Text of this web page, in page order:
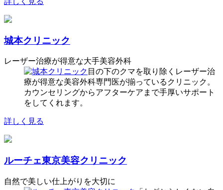
城本クリニック
レーザー治療が得意な大手美容外科
目の下のクマを取り除くレーザー治
療が得意な美容外科専門医が揃っているクリニック。
カウンセリングからアフターケアまで手厚いサポート
をしてくれます。
詳しく見る
ルーチェ東京美容クリニック
自然で美しい仕上がりを大切に